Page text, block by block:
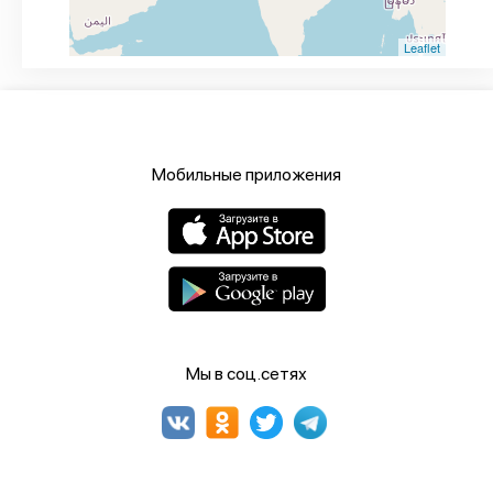
Leaflet
Мобильные приложения
Мы в соц.сетях